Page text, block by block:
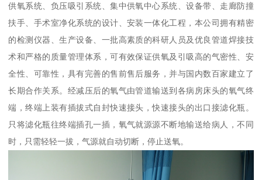
供氧系统、负压吸引系统、集中供氧中心系统、设备带、走廊防撞
扶手、手术室净化系统的设计、安装一体化工程，本公司拥有精密
的检测仪器、生产设备、一批高素质的科研人员及优良管道焊接技
术和严格的质量管理体系，可有效保证供氧及引吸高的气密性、安
全性、可靠性，具有完善的售前售后服务，并与国内数百家建立了
长期合作关系。经减压后的氧气由管道输送到各病房床头的氧气终
端，终端上装有插拔式自封快速接头，快速接头的出口接滤化瓶。
只将滤化瓶往终端插孔一插，氧气就源源不断地输送给病人，不同
时，只需轻轻一拔，气源就自动切断，停止送氧。